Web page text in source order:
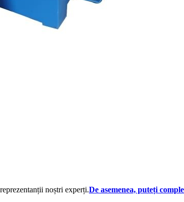
noștri experți.De asemenea, puteți